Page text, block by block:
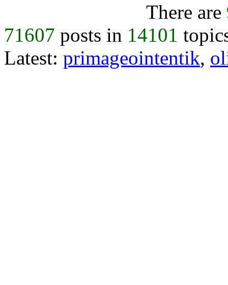
There are
71607 posts in 14101
Latest: primageointentik,